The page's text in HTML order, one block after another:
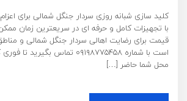
کلید سازی شبانه روزی سردار جنگل شمالی برای
با تجهیزات کامل و حرفه ای در سریعترین زمان
قیمت برای رضایت اهالی سردار جنگل شمالی و
است با شماره ۰۹۱۹۸۷۷۵۴۵۸ تماس
محل شما حاضر […]